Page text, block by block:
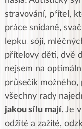
stravování, přítel,
práce snídaně,
lepku, sóji,
přítelovy děti, dvě
nejsem na
průsečík možného,
všechny rady
jakou sílu mají. Je
odžité a zažité,